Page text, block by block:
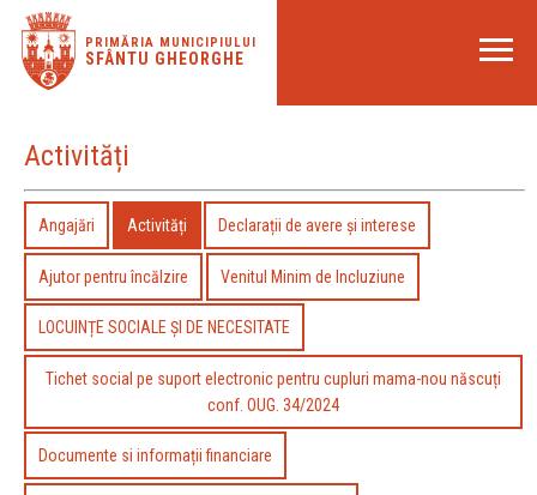
PRIMĂRIA MUNICIPIULUI
SFÂNTU GHEORGHE
Activități
Angajări Activități Declarații de avere și interese
Ajutor pentru încălzire Venitul Minim de Incluziune
LOCUINȚE SOCIALE ȘI DE NECESITATE
Tichet social pe suport electronic pentru cupluri mama-nou născuți
conf. OUG. 34/2024
Documente si informații financiare